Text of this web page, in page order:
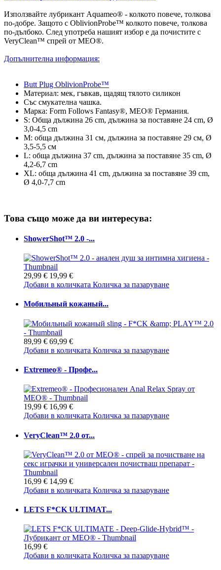
Използвайте лубрикант Aquameo® - колкото повече, толкова
по-добре. Защото с OblivionProbe™ колкото повече, толкова
по-дълбоко. След употреба нашият избор е да почистите с
VeryClean™ спрей от MEO®.
Допълнителна информация:
Butt Plug OblivionProbe™
Материал: мек, гъвкав, щадящ тялото силикон
Със смукателна чашка.
Марка: Form Follows Fantasy®, MEO® Германия.
S: Обща дължина 26 cm, дължина за поставяне 24 cm, Ø
3,0-4,5 cm
M: обща дължина 31 см, дължина за поставяне 29 см, Ø
3,5-5,5 см
L: обща дължина 37 cm, дължина за поставяне 35 cm, Ø
4,2-6,7 cm
XL: обща дължина 41 cm, дължина за поставяне 39 cm,
Ø 4,0-7,7 cm
Това също може да ви интересува:
ShowerShot™ 2.0 -...
29,99 € 19,99 €
Добави в количката Количка за пазаруване
Мобильный кожаный...
89,99 € 69,99 €
Добави в количката Количка за пазаруване
Extremeo® - Профе...
19,99 € 16,99 €
Добави в количката Количка за пазаруване
VeryClean™ 2.0 от...
16,99 € 14,99 €
Добави в количката Количка за пазаруване
LETS F*CK ULTIMAT...
16,99 €
Добави в количката Количка за пазаруване